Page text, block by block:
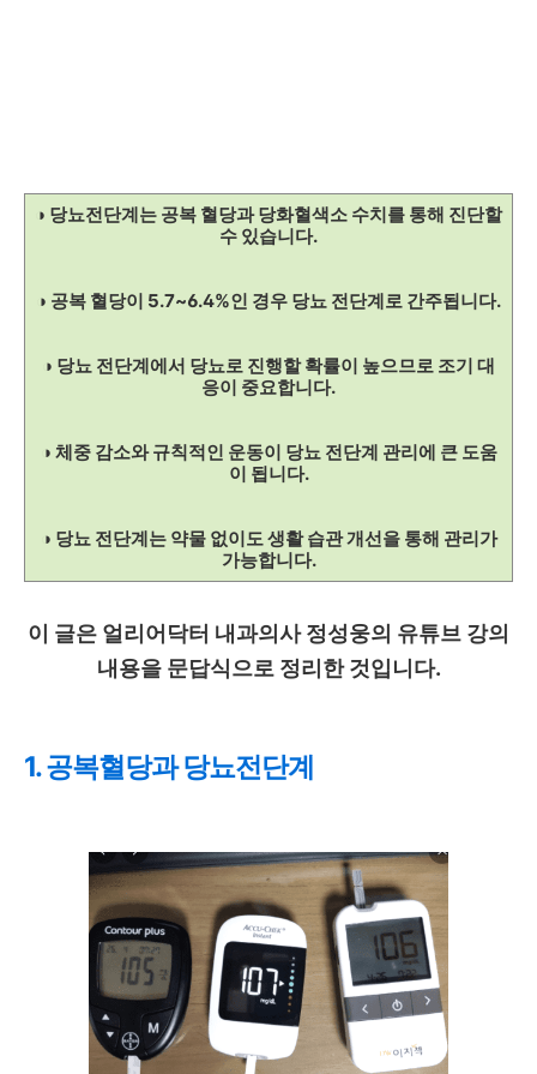
◑ 당뇨전단계는 공복 혈당과 당화혈색소 수치를 통해 진단할
수 있습니다.
◑ 공복 혈당이 5.7~6.4%인 경우 당뇨 전단계로 간주됩니다.
◑ 당뇨 전단계에서 당뇨로 진행할 확률이 높으므로 조기 대
응이 중요합니다.
◑ 체중 감소와 규칙적인 운동이 당뇨 전단계 관리에 큰 도움
이 됩니다.
◑ 당뇨 전단계는 약물 없이도 생활 습관 개선을 통해 관리가
가능합니다.
이 글은 얼리어닥터 내과의사 정성웅의 유튜브 강의
내용을 문답식으로 정리한 것입니다.
1. 공복혈당과 당뇨전단계